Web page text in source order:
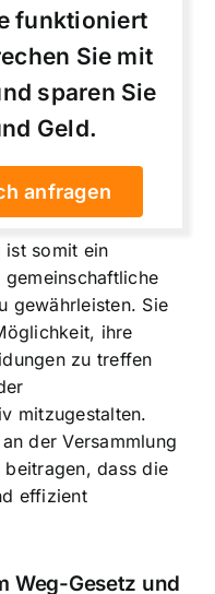
funktioniert
Sie mit
sparen Sie
Geld.
anfragen
ist somit ein
gewährleisten. Sie
ihre
zu treffen
mitzugestalten.
der Versammlung
beitragen, dass die
effizient
Weg-Gesetz und